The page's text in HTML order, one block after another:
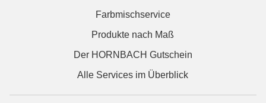
Farbmischservice
Produkte nach Maß
Der HORNBACH Gutschein
Alle Services im Überblick